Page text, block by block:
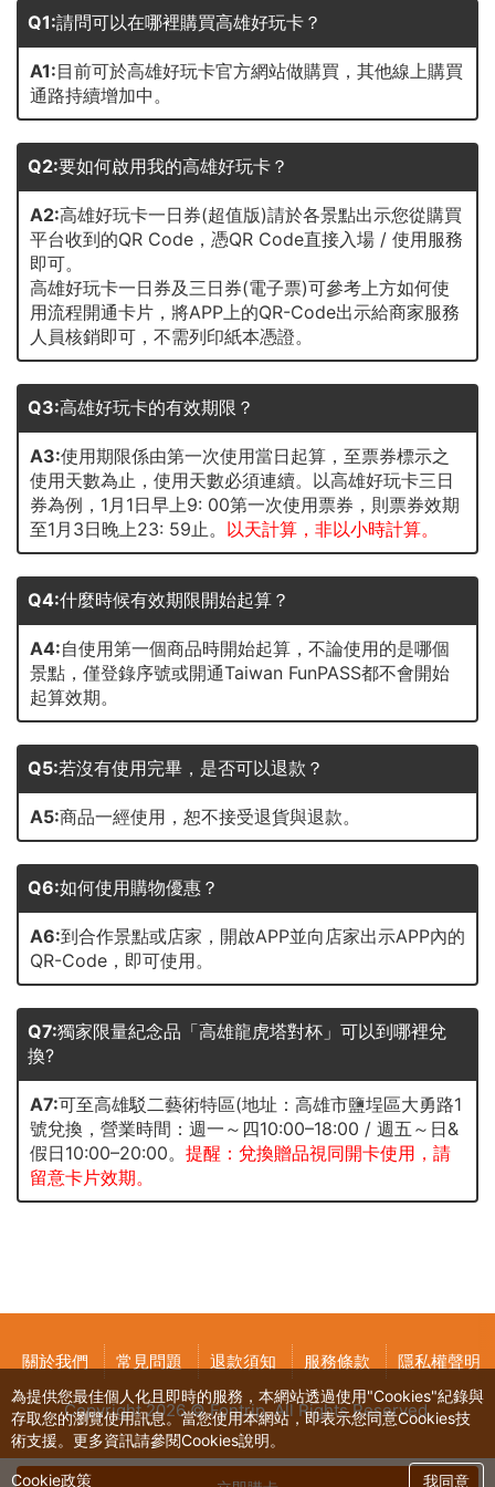
Q1:請問可以在哪裡購買高雄好玩卡？
A1:目前可於高雄好玩卡官方網站做購買，其他線上購買
通路持續增加中。
Q2:要如何啟用我的高雄好玩卡？
A2:高雄好玩卡一日券(超值版)請於各景點出示您從購買
平台收到的QR Code，憑QR Code直接入場 / 使用服務
即可。
高雄好玩卡一日券及三日券(電子票)可參考上方如何使
用流程開通卡片，將APP上的QR-Code出示給商家服務
人員核銷即可，不需列印紙本憑證。
Q3:高雄好玩卡的有效期限？
A3:使用期限係由第一次使用當日起算，至票券標示之
使用天數為止，使用天數必須連續。以高雄好玩卡三日
券為例，1月1日早上9: 00第一次使用票券，則票券效期
至1月3日晚上23: 59止。 以天計算，非以小時計算。
Q4:什麼時候有效期限開始起算？
A4:自使用第一個商品時開始起算，不論使用的是哪個
景點，僅登錄序號或開通Taiwan FunPASS都不會開始
起算效期。
Q5:若沒有使用完畢，是否可以退款？
A5:商品一經使用，恕不接受退貨與退款。
Q6:如何使用購物優惠？
A6:到合作景點或店家，開啟APP並向店家出示APP內的
QR-Code，即可使用。
Q7:獨家限量紀念品「高雄龍虎塔對杯」可以到哪裡兌
換?
A7:可至高雄駁二藝術特區(地址：高雄市鹽埕區大勇路1
號兌換，營業時間：週一～四10:00–18:00 / 週五～日&
假日10:00–20:00。 提醒：兌換贈品視同開卡使用，請
留意卡片效期。
關於我們 常見問題 退款須知 服務條款 隱私權聲明
Copyright 2026 © Fontrip,All RightsReserved.
為提供您最佳個人化且即時的服務，本網站透過使用"Cookies"紀錄與
存取您的瀏覽使用訊息。當您使用本網站，即表示您同意Cookies技
術支援。更多資訊請參閱Cookies說明。
我同意
Cookie政策